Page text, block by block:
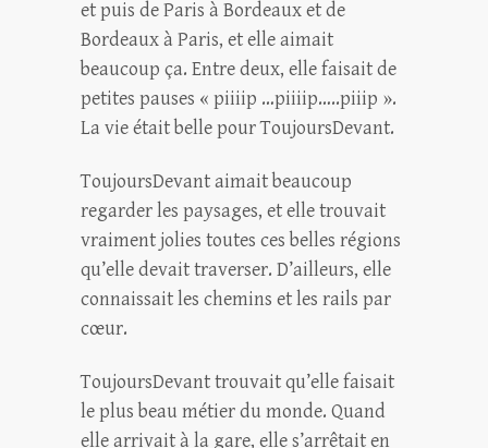
et puis de Paris à Bordeaux et de
Bordeaux à Paris, et elle aimait
beaucoup ça. Entre deux, elle faisait de
petites pauses « piiiip …piiiip…..piiip ».
La vie était belle pour ToujoursDevant.
ToujoursDevant aimait beaucoup
regarder les paysages, et elle trouvait
vraiment jolies toutes ces belles régions
qu’elle devait traverser. D’ailleurs, elle
connaissait les chemins et les rails par
cœur.
ToujoursDevant trouvait qu’elle faisait
le plus beau métier du monde. Quand
elle arrivait à la gare, elle s’arrêtait en